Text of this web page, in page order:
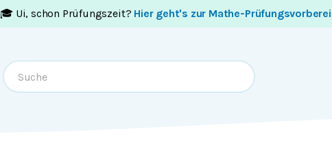
🎓 Ui, schon Prüfungszeit? Hier geht's zur Mathe-